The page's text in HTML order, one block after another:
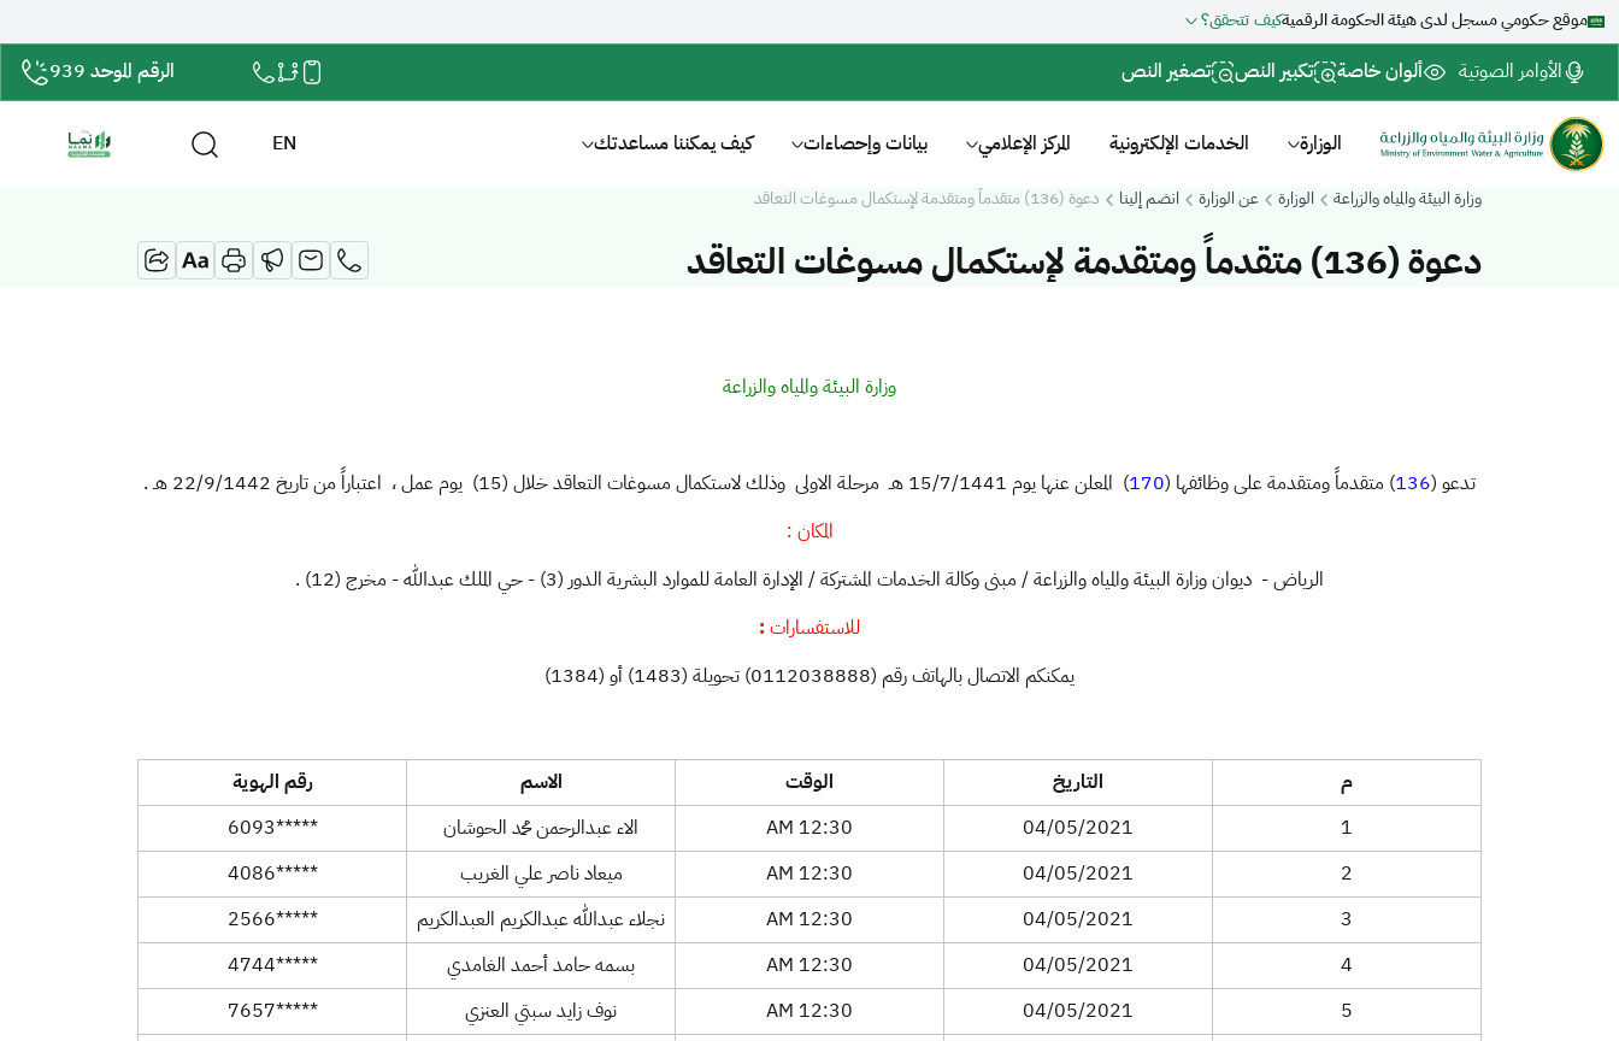
موقع حكومي مسجل لدى هيئة الحكومة الرقميةكيف تتحقق؟
الأوامر الصوتية ألوان خاصة تكبير النص تصغير النص الرقم الموحد 939
الوزارة الخدمات الإلكترونية المركز الإعلامي بيانات وإحصاءات كيف يمكننا مساعدتك EN
وزارة البيئة والمياه والزراعة الوزارة عن الوزارة انضم إلينا دعوة (136) متقدماً ومتقدمة لإستكمال مسوغات التعاقد
دعوة (136) متقدماً ومتقدمة لإستكمال مسوغات التعاقد
وزارة البيئة والمياه والزراعة
تدعو (136) متقدماً ومتقدمة على وظائفها (170) المعلن عنها يوم 15/7/1441 هـ مرحلة الاولى وذلك لاستكمال مسوغات التعاقد خلال (15) يوم عمل ، اعتباراً من تاريخ 22/9/1442 هـ .
المكان :
الرياض - ديوان وزارة البيئة والمياه والزراعة / مبنى وكالة الخدمات المشتركة / الإدارة العامة للموارد البشرية الدور (3) - حي الملك عبدالله - مخرج (12) .
للاستفسارات:
يمكنكم الاتصال بالهاتف رقم (0112038888) تحويلة (1483) أو (1384)
م التاريخ الوقت الاسم رقم الهوية
1
04/05/2021
12:30 AM الاء عبدالرحمن محمد الحوشان
*****6093
2
04/05/2021
12:30 AM ميعاد ناصر علي الغريب
*****4086
3
04/05/2021
12:30 AM نجلاء عبدالله عبدالكريم العبدالكريم
*****2566
4
04/05/2021
12:30 AM بسمه حامد أحمد الغامدي
*****4744
5
04/05/2021
12:30 AM نوف زايد سبتي العنزي
*****7657